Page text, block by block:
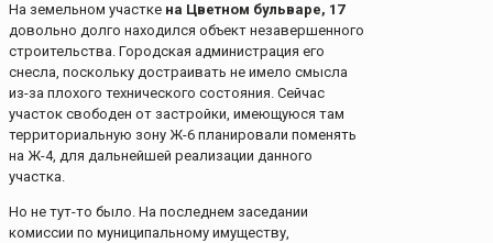
На земельном участке на Цветном бульваре, 17
довольно долго находился объект незавершенного
строительства. Городская администрация его
снесла, поскольку достраивать не имело смысла
из-за плохого технического состояния. Сейчас
участок свободен от застройки, имеющуюся там
территориальную зону Ж-6 планировали поменять
на Ж-4, для дальнейшей реализации данного
участка.
Но не тут-то было. На последнем заседании
комиссии по муниципальному имуществу,